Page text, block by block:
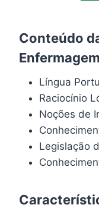
Conteúdo
Língua
Raciocínio
Noções de
Legislação